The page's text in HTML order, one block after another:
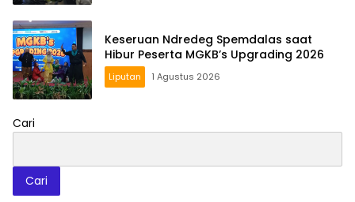
Keseruan Ndredeg Spemdalas saat
Hibur Peserta MGKB’s Upgrading 2026
Liputan 1 Agustus 2026
Cari
Cari